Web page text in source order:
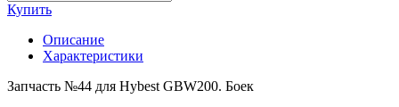
Купить
Описание
Характеристики
Запчасть №44 для Hybest GBW200. Боек